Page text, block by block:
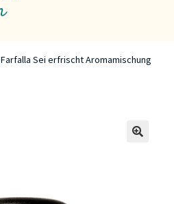
Farfalla Sei erfrischt Aromamischung